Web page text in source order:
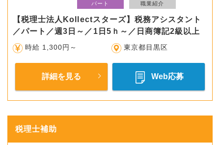
パート 職業紹介
【税理士法人Kollectスターズ】税務アシスタント
／パート／週3日～／1日5ｈ～／日商簿記2級以上
時給 1,300円～ 東京都目黒区
詳細を見る Web応募
税理士補助